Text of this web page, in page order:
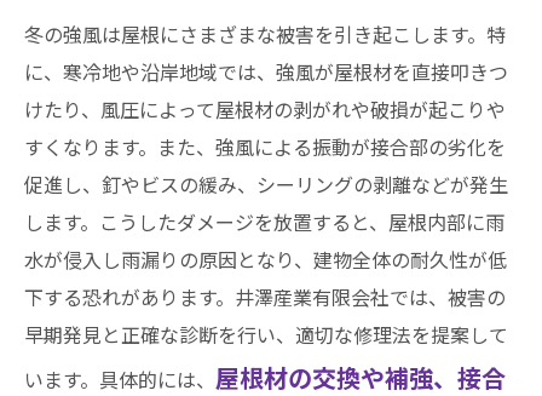
イントまとめ
冬の強風が屋根に及ぼす被害と修理法：総まと
めと今後の対策
風害に強い屋根作りを目指して：リフォームで
安心の暮らしを
まとめ
井澤産業有限会社│ 熱田区・南区・瑞穂区・港
区・中川区など名古屋市内および愛知県での施
工実績はこちら
冬の強風は屋根にさまざまな被害を引き起こします。特
に、寒冷地や沿岸地域では、強風が屋根材を直接叩きつ
けたり、風圧によって屋根材の剥がれや破損が起こりや
すくなります。また、強風による振動が接合部の劣化を
促進し、釘やビスの緩み、シーリングの剥離などが発生
します。こうしたダメージを放置すると、屋根内部に雨
水が侵入し雨漏りの原因となり、建物全体の耐久性が低
下する恐れがあります。井澤産業有限会社では、被害の
早期発見と正確な診断を行い、適切な修理法を提案して
います。具体的には、 屋根材の交換や補強、接合